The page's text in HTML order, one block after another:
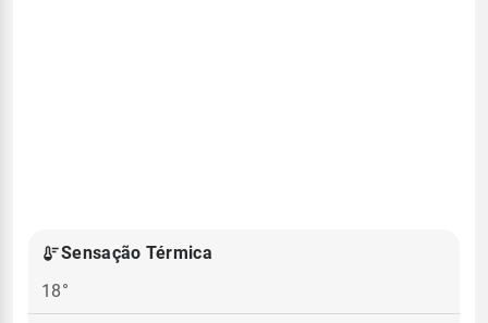
Sensação Térmica
18°